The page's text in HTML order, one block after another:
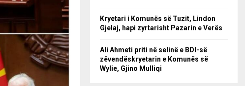
Kryetari i Komunës së Tuzit, Lindon
Gjelaj, hapi zyrtarisht Pazarin e Verës
Ali Ahmeti priti në selinë e BDI-së
zëvendëskryetarin e Komunës së
Wylie, Gjino Mulliqi